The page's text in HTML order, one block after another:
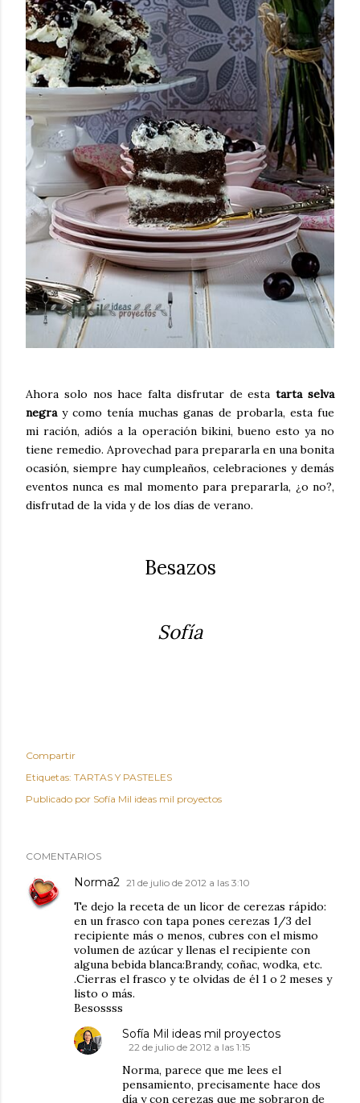
Ahora solo nos hace falta disfrutar de estatarta selva
negray como tenía muchas ganas de probarla, esta fue
mi ración, adiós a la operación bikini, bueno esto ya no
tiene remedio. Aprovechad para prepararla en una bonita
ocasión, siempre hay cumpleaños, celebraciones y demás
eventos nunca es mal momento para prepararla, ¿o no?,
disfrutad de la vida y de los días de verano.
Besazos
Sofía
Compartir
Etiquetas: TARTAS Y PASTELES
Publicado por Sofía Mil ideas mil proyectos
COMENTARIOS
Norma2 21 de julio de 2012 a las 3:10
Te dejo la receta de un licor de cerezas rápido:
en un frasco con tapa pones cerezas 1/3 del
recipiente más o menos, cubres con el mismo
volumen de azúcar y llenas el recipiente con
alguna bebida blanca:Brandy, coñac, wodka, etc.
.Cierras el frasco y te olvidas de él 1 o 2 meses y
listo o más.
Besossss
Sofía Mil ideas mil proyectos
22 de julio de 2012 a las 1:15
Norma, parece que me lees el
pensamiento, precisamente hace dos
día y con cerezas que me sobraron de